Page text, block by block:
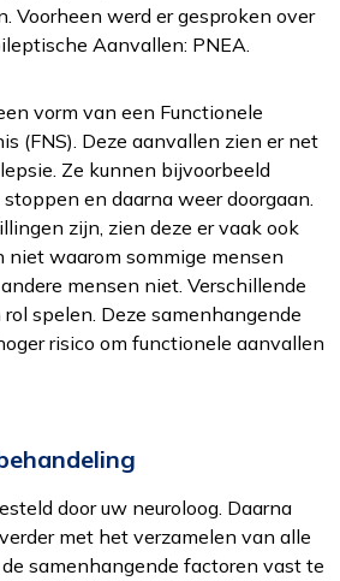
Voorheen werd er gesproken over
Aanvallen: PNEA.
vorm van een Functionele
(FNS). Deze aanvallen zien er net
Ze kunnen bijvoorbeeld
en daarna weer doorgaan.
zijn, zien deze er vaak ook
niet waarom sommige mensen
mensen niet. Verschillende
spelen. Deze samenhangende
risico om functionele aanvallen
door uw neuroloog. Daarna
met het verzamelen van alle
samenhangende factoren vast te